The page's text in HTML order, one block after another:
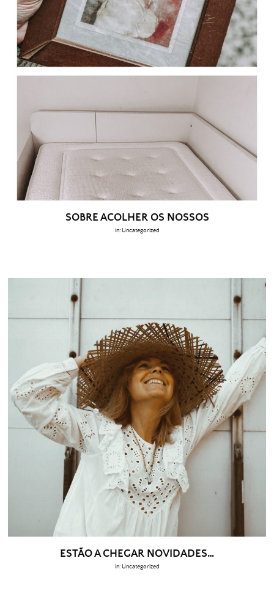
SOBRE ACOLHER OS NOSSOS
in: Uncategorized
ESTÃO A CHEGAR NOVIDADES…
in: Uncategorized